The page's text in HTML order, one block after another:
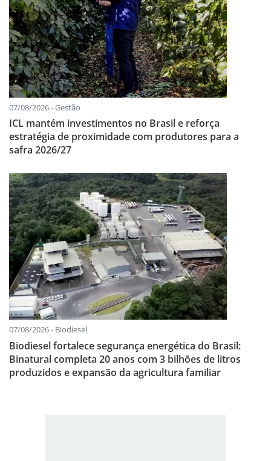
07/08/2026 - Gestão
ICL mantém investimentos no Brasil e reforça
estratégia de proximidade com produtores para a
safra 2026/27
07/08/2026 - Biodiesel
Biodiesel fortalece segurança energética do Brasil:
Binatural completa 20 anos com 3 bilhões de litros
produzidos e expansão da agricultura familiar